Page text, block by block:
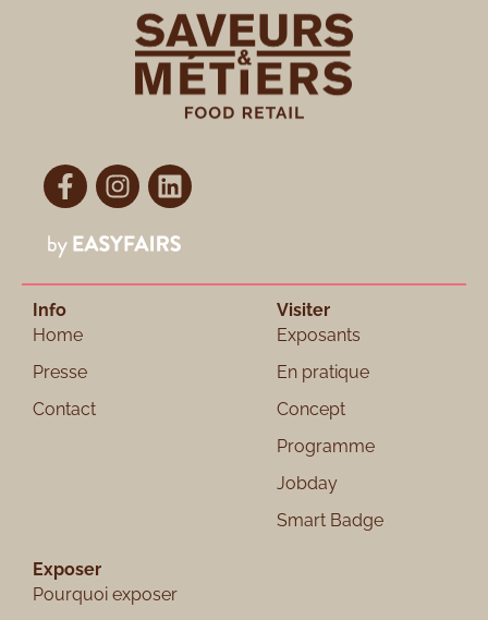
Info
Home
Presse
Contact
Visiter
Exposants
En pratique
Concept
Programme
Jobday
Smart Badge
Exposer
Pourquoi exposer